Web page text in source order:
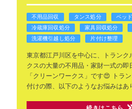
不用品回収 タンス処分
ベッ
冷蔵庫回収処分
家具回収処分
洗濯機引越し処分
片付け整理
東京都江戸川区を中心に、トランク
クスの大量の不用品・家財一式の即
「クリーンワークス」です😍 トラ
付けの際、以下のようなお悩みはあ